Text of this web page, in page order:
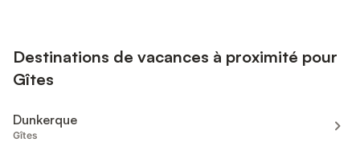
Destinations de vacances à proximité pour
Gîtes
Dunkerque
Gîtes